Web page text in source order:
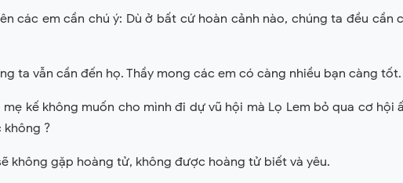
các em cần chú ý: Dù ở bất cứ hoàn cảnh nào, chúng ta đều cần
ta vẫn cần đến họ. Thầy mong các em có càng nhiều bạn càng tốt.
kế không muốn cho mình đi dự vũ hội mà Lọ Lem bỏ qua cơ hội
?
không gặp hoàng tử, không được hoàng tử biết và yêu.